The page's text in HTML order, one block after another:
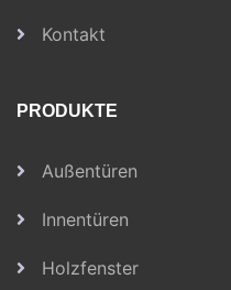
Kontakt
PRODUKTE
Außentüren
Innentüren
Holzfenster